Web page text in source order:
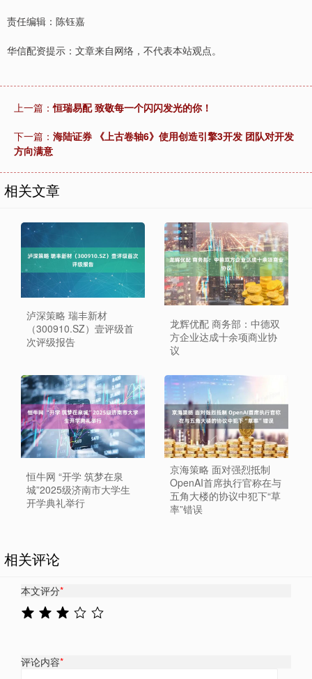
责任编辑：陈钰嘉
华信配资提示：文章来自网络，不代表本站观点。
上一篇：恒瑞易配 致敬每一个闪闪发光的你！
下一篇： 海陆证券 《上古卷轴6》使用创造引擎3开发 团队对开发
方向满意
相关文章
泸深策略 瑞丰新材
（300910.SZ）壹评级首
次评级报告
龙辉优配 商务部：中德双
方企业达成十余项商业协
议
恒牛网 “开学 筑梦在泉
城”2025级济南市大学生
开学典礼举行
京海策略 面对强烈抵制
OpenAI首席执行官称在与
五角大楼的协议中犯下“草
率”错误
相关评论
本文评分*
评论内容*